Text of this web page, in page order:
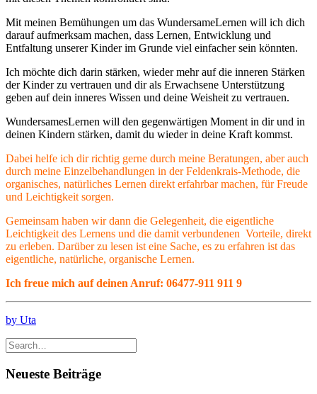
Mit meinen Bemühungen um das WundersameLernen will ich dich
darauf aufmerksam machen, dass Lernen, Entwicklung und
Entfaltung unserer Kinder im Grunde viel einfacher sein könnten.
Ich möchte dich darin stärken, wieder mehr auf die inneren Stärken
der Kinder zu vertrauen und dir als Erwachsene Unterstützung
geben auf dein inneres Wissen und deine Weisheit zu vertrauen.
WundersamesLernen will den gegenwärtigen Moment in dir und in
deinen Kindern stärken, damit du wieder in deine Kraft kommst.
Dabei helfe ich dir richtig gerne durch meine Beratungen, aber auch
durch meine Einzelbehandlungen in der Feldenkrais-Methode, die
organisches, natürliches Lernen direkt erfahrbar machen, für Freude
und Leichtigkeit sorgen.
Gemeinsam haben wir dann die Gelegenheit, die eigentliche
Leichtigkeit des Lernens und die damit verbundenen Vorteile, direkt
zu erleben. Darüber zu lesen ist eine Sache, es zu erfahren ist das
eigentliche, natürliche, organische Lernen.
Ich freue mich auf deinen Anruf: 06477-911 911 9
by Uta
Neueste Beiträge